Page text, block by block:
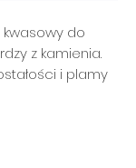
do
z kamienia.
i plamy